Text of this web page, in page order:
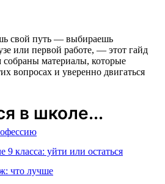
свой путь — выбираешь
или первой работе, — этот гайд
материалы, которые
вопросах и уверенно двигаться
в школе...
9 класса: уйти или остаться
что лучше